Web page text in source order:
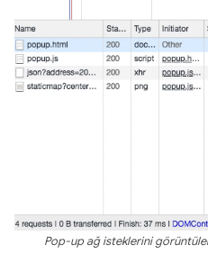
Pop-up ağ isteklerini